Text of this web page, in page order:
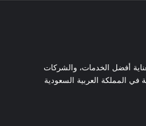
أفضل الخدمات، والشركات
في المملكة العربية السعودية